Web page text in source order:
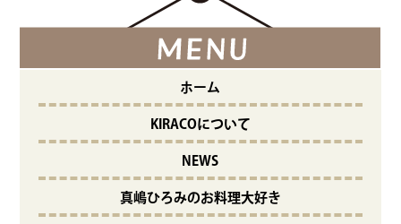
ホーム
KIRACOについて
NEWS
真嶋ひろみのお料理大好き